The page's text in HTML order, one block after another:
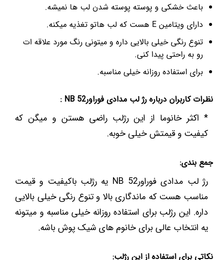
باعث خشکی و پوسته پوسته شدن لب ها نمیشه.
دارای ویتامین E هست که لب هاتو تغذیه میکنه.
تنوع رنگی خیلی بالایی داره و میتونی رنگ مورد علاقه ات
رو به راحتی پیدا کنی.
برای استفاده روزانه خیلی مناسبه.
نظرات کاربران درباره رژ لب مدادی فوراور52 NB :
* اکثر خانوما از این رژلب راضی هستن و میگن که
کیفیت و قیمتش خیلی خوبه.
جمع بندی:
رژ لب مدادی فوراور52 NB یه رژلب باکیفیت و قیمت
مناسب هست که ماندگاری بالا و تنوع رنگی خیلی بالایی
داره. این رژلب برای استفاده روزانه خیلی مناسبه و میتونه
یه انتخاب عالی برای خانوم های شیک پوش باشه.
نکاتی برای استفاده از این رژلب: